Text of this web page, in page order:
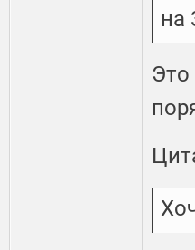
на
Это